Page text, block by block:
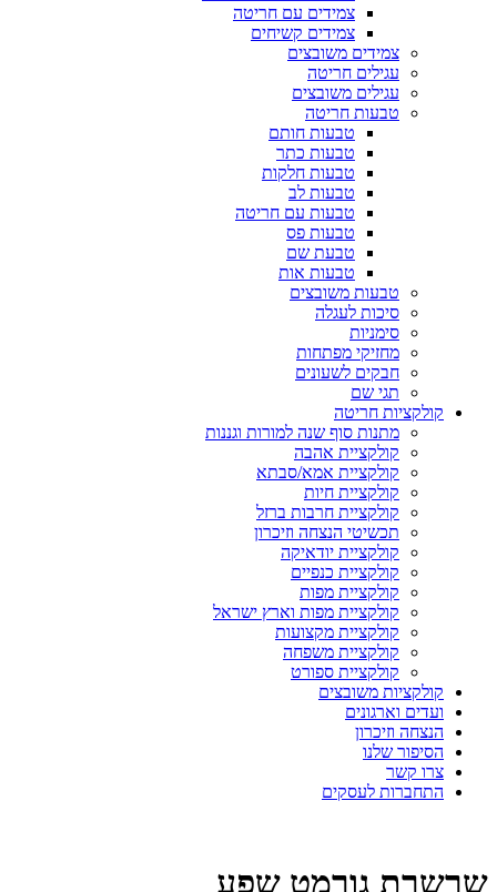
צמידים עם חריטה
צמידים קשיחים
צמידים משובצים
עגילים חריטה
עגילים משובצים
טבעות חריטה
טבעות חותם
טבעות כתר
טבעות חלקות
טבעות לב
טבעות עם חריטה
טבעות פס
טבעת שם
טבעות אות
טבעות משובצים
סיכות לעגלה
סימניות
מחזיקי מפתחות
חבקים לשעונים
תגי שם
קולקציות חריטה
מתנות סוף שנה למורות וגננות
קולקציית אהבה
קולקציית אמא/סבתא
קולקציית חיות
קולקציית חרבות ברזל
תכשיטי הנצחה וזיכרון
קולקציית יודאיקה
קולקציית כנפיים
קולקציית מפות
קולקציית מפות וארץ ישראל
קולקציית מקצועות
קולקציית משפחה
קולקציית ספורט
קולקציות משובצים
ועדים וארגונים
הנצחה וזיכרון
הסיפור שלנו
צרו קשר
התחברות לעסקים
שרשרת גורמט שפע